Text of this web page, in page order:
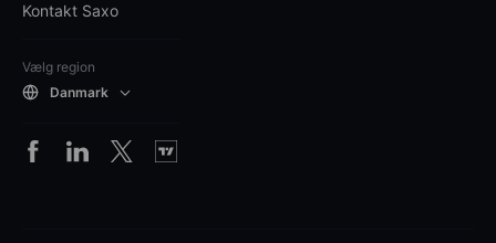
Kontakt Saxo
Vælg region
Danmark